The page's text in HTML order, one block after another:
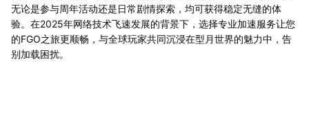
无论是参与周年活动还是日常剧情探索，均可获得稳定无缝的体
验。在2025年网络技术飞速发展的背景下，选择专业加速服务让您
的FGO之旅更顺畅，与全球玩家共同沉浸在型月世界的魅力中，告
别加载困扰。